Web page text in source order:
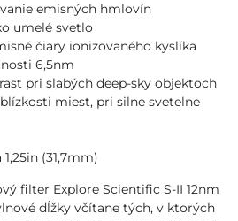
emisných hmlovín
umelé svetlo
čiary ionizovaného kyslíka
6,5nm
pri slabých deep-sky objektoch
miest, pri silne svetelne
(31,7mm)
filter Explore Scientific S-II 12nm
dĺžky včítane tých, v ktorých